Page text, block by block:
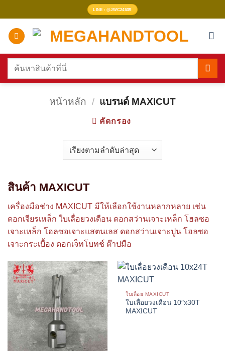
ไป
เนื้อหา
LINE : @JWC2453R
ค้นหา:
หน้าหลัก / แบรนด์ MAXICUT
คัดกรอง
สินค้า MAXICUT
เครื่องมือช่าง MAXICUT มีให้เลือกใช้งานหลากหลาย เช่น
ดอกเจียรเหล็ก ใบเลื่อยวงเดือน ดอกสว่านเจาะเหล็ก โฮลซอ
เจาะเหล็ก โฮลซอเจาะแสตนเลส ดอกสว่านเจาะปูน โฮลซอ
เจาะกระเบื้อง ดอกเจ็ทโบทช์ ต๊าปมือ
ใบเลื่อย MAXICUT
ใบเลื่อยวงเดือน 10″x30T
MAXICUT